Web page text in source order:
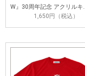
W』30周年記念 アクリルキ…
1,650円（税込）